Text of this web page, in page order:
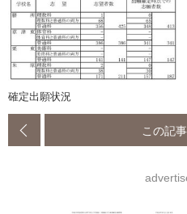
確定出願状況
この記